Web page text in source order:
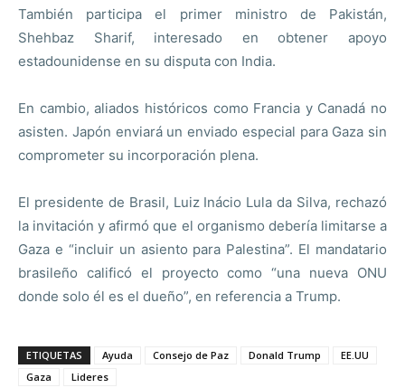
También participa el primer ministro de Pakistán,
Shehbaz Sharif, interesado en obtener apoyo
estadounidense en su disputa con India.
En cambio, aliados históricos como Francia y Canadá no
asisten. Japón enviará un enviado especial para Gaza sin
comprometer su incorporación plena.
El presidente de Brasil, Luiz Inácio Lula da Silva, rechazó
la invitación y afirmó que el organismo debería limitarse a
Gaza e “incluir un asiento para Palestina”. El mandatario
brasileño calificó el proyecto como “una nueva ONU
donde solo él es el dueño”, en referencia a Trump.
ETIQUETAS Ayuda Consejo de Paz Donald Trump
EE.UU
Gaza
Lideres